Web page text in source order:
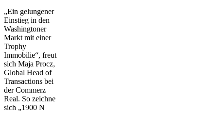
„Ein gelungener
Einstieg in den
Washingtoner
Markt mit einer
Trophy
Immobilie“, freut
sich Maja Procz,
Global Head of
Transactions bei
der Commerz
Real. So zeichne
sich „1900 N